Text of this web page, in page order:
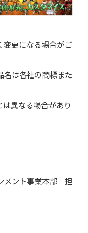
更になる場合がご
は各社の商標また
異なる場合があり
メント事業本部 担